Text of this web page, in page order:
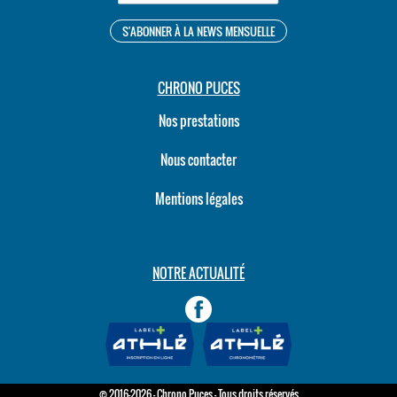
CHRONO PUCES
Nos prestations
Nous contacter
Mentions légales
NOTRE ACTUALITÉ